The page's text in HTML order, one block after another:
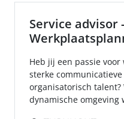
Service advisor -
Heb jij een passie
sterke
organisatorisch talent?
dynamische omgeving